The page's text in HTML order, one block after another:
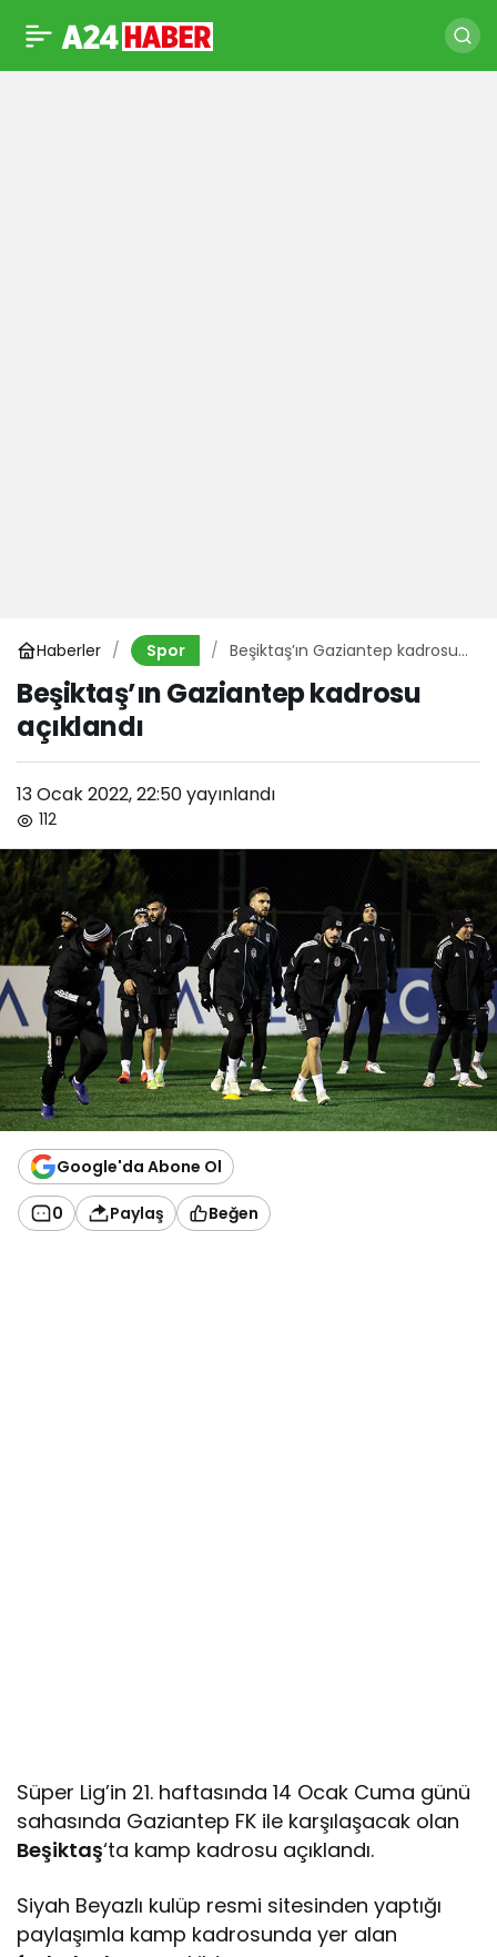
Haberler Spor
Beşiktaş’ın Gaziantep kadrosu
Beşiktaş’ın Gaziantep kadrosu
açıklandı
13 Ocak 2022, 22:50yayınlandı
112
Google'da Abone Ol
0 Paylaş Beğen
Süper Lig’in 21. haftasında 14 Ocak Cuma günü
sahasında Gaziantep FK ile karşılaşacak olan
Beşiktaş‘ta kamp kadrosu açıklandı.
Siyah Beyazlı kulüp resmi sitesinden yaptığı
paylaşımla kamp kadrosunda yer alan